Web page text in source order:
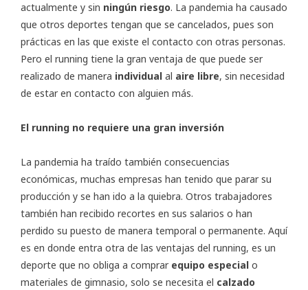
actualmente y sin ningún riesgo. La pandemia ha causado
que otros deportes tengan que se cancelados, pues son
prácticas en las que existe el contacto con otras personas.
Pero el running tiene la gran ventaja de que puede ser
realizado de manera individual al aire libre, sin necesidad
de estar en contacto con alguien más.
El running no requiere una gran inversión
La pandemia ha traído también consecuencias
económicas, muchas empresas han tenido que parar su
producción y se han ido a la quiebra. Otros trabajadores
también han recibido recortes en sus salarios o han
perdido su puesto de manera temporal o permanente. Aquí
es en donde entra otra de las ventajas del running, es un
deporte que no obliga a comprar equipo especial o
materiales de gimnasio, solo se necesita el calzado